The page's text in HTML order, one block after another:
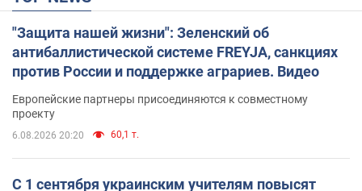
"Защита нашей жизни": Зеленский об
антибаллистической системе FREYJA, санкциях
против России и поддержке аграриев. Видео
Европейские партнеры присоединяются к совместному
проекту
6.08.2026 20:20 60,1 т.
С 1 сентября украинским учителям повысят